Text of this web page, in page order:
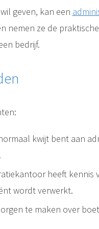
geven, kan een
nemen ze de
bedrijf.
kwijt bent aan
heeft kennis
wordt verwerkt.
te maken over